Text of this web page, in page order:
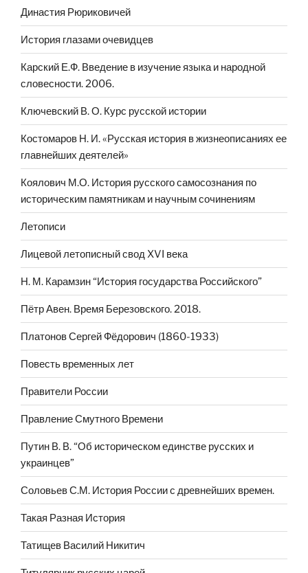
Династия Рюриковичей
История глазами очевидцев
Карский Е.Ф. Введение в изучение языка и народной
словесности. 2006.
Ключевский В. О. Курс русской истории
Костомаров Н. И. «Русская история в жизнеописаниях ее
главнейших деятелей»
Коялович М.О. История русского самосознания по
историческим памятникам и научным сочинениям
Летописи
Лицевой летописный свод XVI века
Н. М. Карамзин “История государства Российского”
Пётр Авен. Время Березовского. 2018.
Платонов Сергей Фёдорович (1860-1933)
Повесть временных лет
Правители России
Правление Смутного Времени
Путин В. В. “Об историческом единстве русских и
украинцев”
Соловьев С.М. История России с древнейших времен.
Такая Разная История
Татищев Василий Никитич